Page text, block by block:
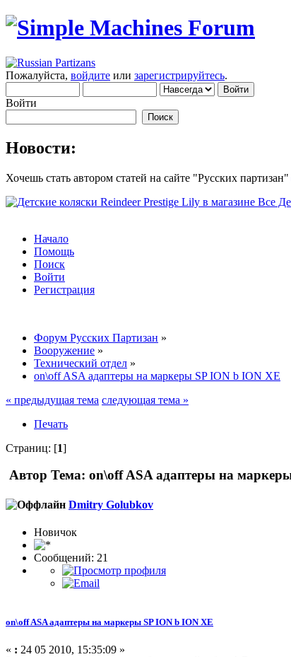
Пожалуйста, войдите или зарегистрируйтесь.
Войти
Новости:
Хочешь стать автором статей на сайте "Русских партизан"
Начало
Помощь
Поиск
Войти
Регистрация
Форум Русских Партизан »
Вооружение »
Технический отдел »
on\off ASA адаптеры на маркеры SP ION b ION XE
« предыдущая тема следующая тема »
Печать
Страниц: [1]
Автор Тема: on\off ASA адаптеры на
Dmitry Golubkov
Новичок
Сообщений: 21
on\off ASA адаптеры на маркеры SP ION b ION XE
« : 24 05 2010, 15:35:09 »